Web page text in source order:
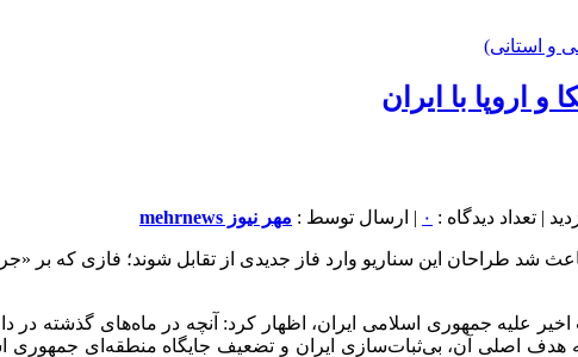
و استانی)
اروپا با ایران
۰ | ارسال توسط : مهر نیوز mehrnews
طراحان این سناریو وارد فاز جدیدی از تقابل شوند؛ فازی که بر
علیه جمهوری اسلامی ایران، اظهار کرد: آنچه در ماه‌های گذشته
هدف اصلی آن، بی‌ثبات‌سازی ایران و تضعیف جایگاه منطقه‌ای